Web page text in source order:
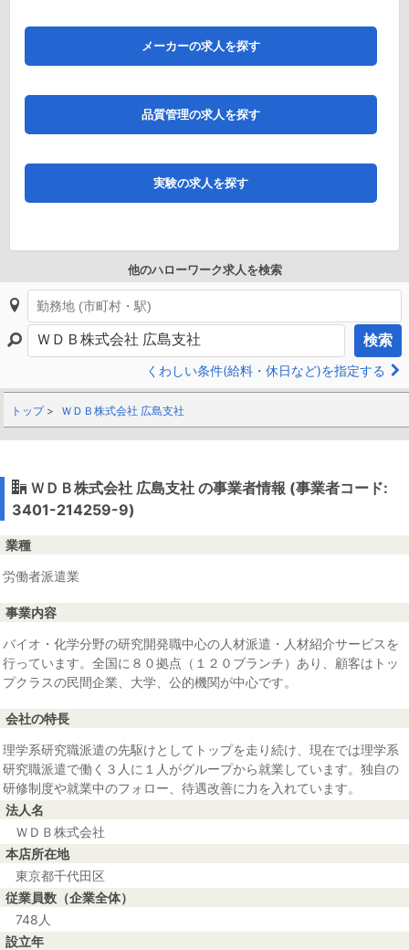
メーカーの求人を探す
品質管理の求人を探す
実験の求人を探す
他のハローワーク求人を検索
検索
くわしい条件(給料・休日など)を指定する
トップ ＷＤＢ株式会社 広島支社
ＷＤＢ株式会社 広島支社 の事業者情報 (事業者コード:
3401-214259-9)
業種
労働者派遣業
事業内容
バイオ・化学分野の研究開発職中心の人材派遣・人材紹介サービスを
行っています。全国に８０拠点（１２０ブランチ）あり、顧客はトッ
プクラスの民間企業、大学、公的機関が中心です。
会社の特長
理学系研究職派遣の先駆けとしてトップを走り続け、現在では理学系
研究職派遣で働く３人に１人がグループから就業しています。独自の
研修制度や就業中のフォロー、待遇改善に力を入れています。
法人名
ＷＤＢ株式会社
本店所在地
東京都千代田区
従業員数（企業全体）
748人
設立年